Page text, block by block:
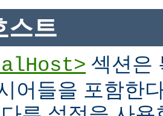
스트
섹션은
어들을 포함한